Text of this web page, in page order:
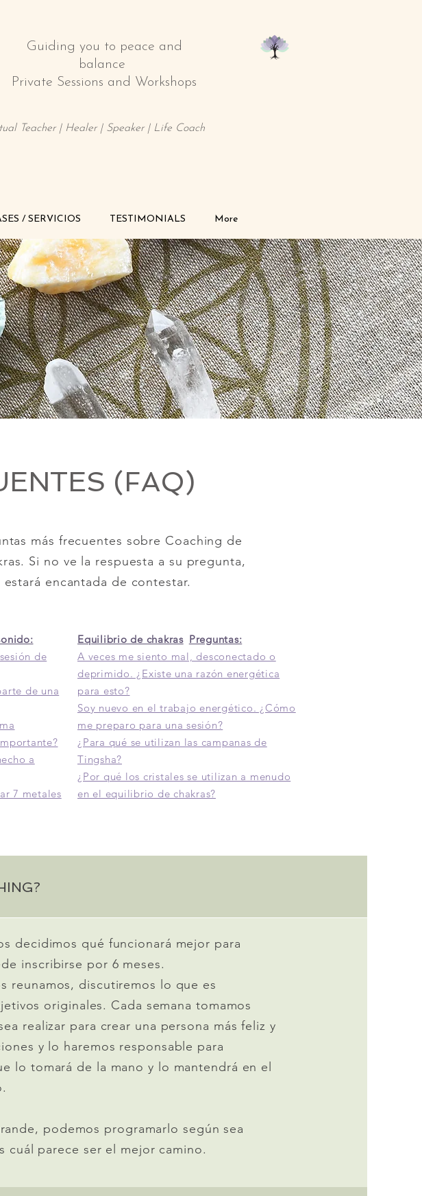
Guiding you to peace and
balance
Private Sessions and Workshops
Teacher | Healer | Speaker | Life Coach
/ SERVICIOS TESTIMONIALS More
(FAQ)
más frecuentes sobre Coaching de
Si no ve la respuesta a su pregunta,
estará encantada de contestar.
de
de una
a
7 metales
Equilibrio de chakras Preguntas:
A veces me siento mal, desconectado o
deprimido. ¿Existe una razón energética
para esto?
Soy nuevo en el trabajo energético. ¿Cómo
me preparo para una sesión?
¿Para qué se utilizan las campanas de
Tingsha?
¿Por qué los cristales se utilizan a menudo
en el equilibrio de chakras?
decidimos qué funcionará mejor para
inscribirse por 6 meses.
reunamos, discutiremos lo que es
originales. Cada semana tomamos
realizar para crear una persona más feliz y
y lo haremos responsable para
lo tomará de la mano y lo mantendrá en el
podemos programarlo según sea
cuál parece ser el mejor camino.